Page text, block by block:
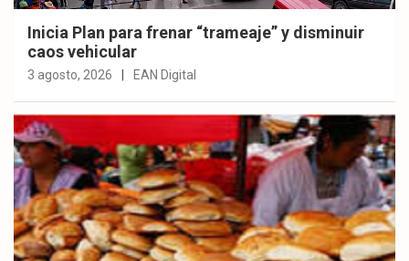
Inicia Plan para frenar “trameaje” y disminuir
caos vehicular
3 agosto, 2026 EAN Digital